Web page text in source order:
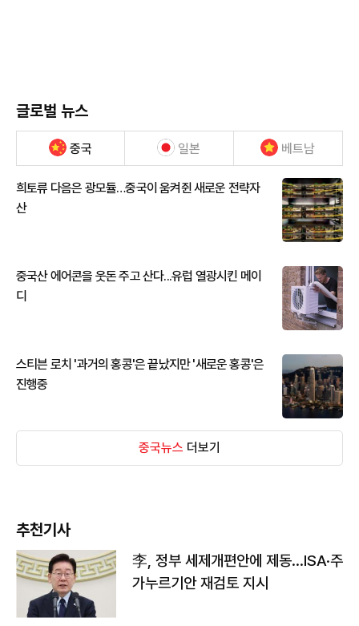
글로벌 뉴스
중국 일본 베트남
희토류 다음은 광모듈…중국이 움켜쥔 새로운 전략자
산
중국산 에어콘을 웃돈 주고 산다...유럽 열광시킨 메이
디
스티븐 로치 '과거의 홍콩'은 끝났지만 '새로운 홍콩'은
진행중
중국뉴스 더보기
추천기사
李, 정부 세제개편안에 제동…ISA·주
가누르기안 재검토 지시